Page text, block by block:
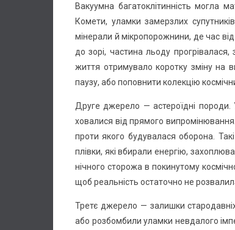
Вакуумна багатоклітинність могла
Комети, уламки замерзлих
мінерали й мікропорожнини, де час
до зорі, частина льоду прогрівалася,
життя отримувало коротку зміну на
паузу, або поповнити колекцію
Друге джерело — астероїдні породи.
ховалися від прямого
проти якого будувалася оборона.
плівки, які вбирали енергію,
нічного сторожа в покинутому
щоб реальність остаточно не
Третє джерело — залишки
або розбомбили уламки невдалого